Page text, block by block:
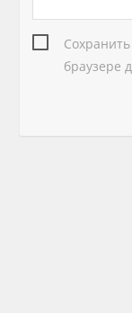
браузере